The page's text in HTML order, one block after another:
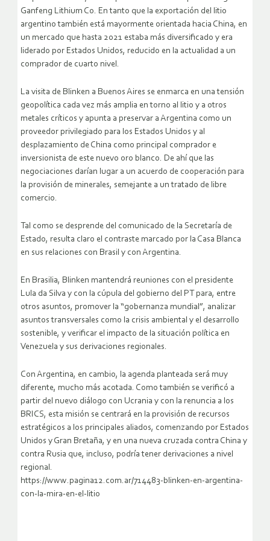
Ganfeng Lithium Co. En tanto que la exportación del litio
argentino también está mayormente orientada hacia China, en
un mercado que hasta 2021 estaba más diversificado y era
liderado por Estados Unidos, reducido en la actualidad a un
comprador de cuarto nivel.
La visita de Blinken a Buenos Aires se enmarca en una tensión
geopolítica cada vez más amplia en torno al litio y a otros
metales críticos y apunta a preservar a Argentina como un
proveedor privilegiado para los Estados Unidos y al
desplazamiento de China como principal comprador e
inversionista de este nuevo oro blanco. De ahí que las
negociaciones darían lugar a un acuerdo de cooperación para
la provisión de minerales, semejante a un tratado de libre
comercio.
Tal como se desprende del comunicado de la Secretaría de
Estado, resulta claro el contraste marcado por la Casa Blanca
en sus relaciones con Brasil y con Argentina.
En Brasilia, Blinken mantendrá reuniones con el presidente
Lula da Silva y con la cúpula del gobierno del PT para, entre
otros asuntos, promover la “gobernanza mundial”, analizar
asuntos transversales como la crisis ambiental y el desarrollo
sostenible, y verificar el impacto de la situación política en
Venezuela y sus derivaciones regionales.
Con Argentina, en cambio, la agenda planteada será muy
diferente, mucho más acotada. Como también se verificó a
partir del nuevo diálogo con Ucrania y con la renuncia a los
BRICS, esta misión se centrará en la provisión de recursos
estratégicos a los principales aliados, comenzando por Estados
Unidos y Gran Bretaña, y en una nueva cruzada contra China y
contra Rusia que, incluso, podría tener derivaciones a nivel
regional.
https://www.pagina12.com.ar/714483-blinken-en-argentina-
con-la-mira-en-el-litio